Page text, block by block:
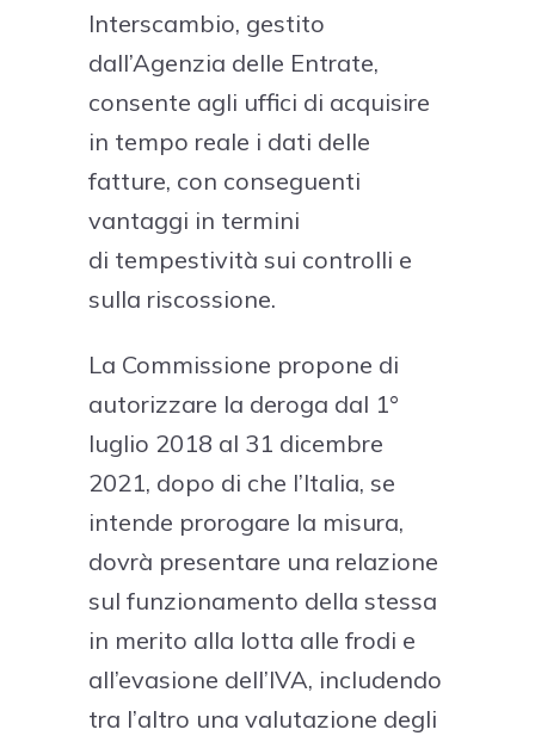
Interscambio, gestito
dall’Agenzia delle Entrate,
consente agli uffici di acquisire
in tempo reale i dati delle
fatture, con conseguenti
vantaggi in termini
di tempestività sui controlli e
sulla riscossione.
La Commissione propone di
autorizzare la deroga dal 1°
luglio 2018 al 31 dicembre
2021, dopo di che l’Italia, se
intende prorogare la misura,
dovrà presentare una relazione
sul funzionamento della stessa
in merito alla lotta alle frodi e
all’evasione dell’IVA, includendo
tra l’altro una valutazione degli